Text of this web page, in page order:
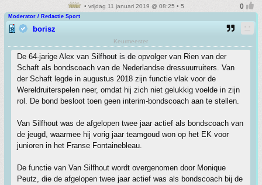
• vrijdag 11 januari 2019 @ 08:25 • 5
Moderator / Redactie Sport
borisz
Keurmeester
De 64-jarige Alex van Silfhout is de opvolger van Rien van der
Schaft als bondscoach van de Nederlandse dressuurruiters. Van
der Schaft legde in augustus 2018 zijn functie vlak voor de
Wereldruiterspelen neer, omdat hij zich niet gelukkig voelde in zijn
rol. De bond besloot toen geen interim-bondscoach aan te stellen.
Van Silfhout was de afgelopen twee jaar actief als bondscoach van
de jeugd, waarmee hij vorig jaar teamgoud won op het EK voor
junioren in het Franse Fontainebleau.
De functie van Van Silfhout wordt overgenomen door Monique
Peutz, die de afgelopen twee jaar actief was als bondscoach bij de